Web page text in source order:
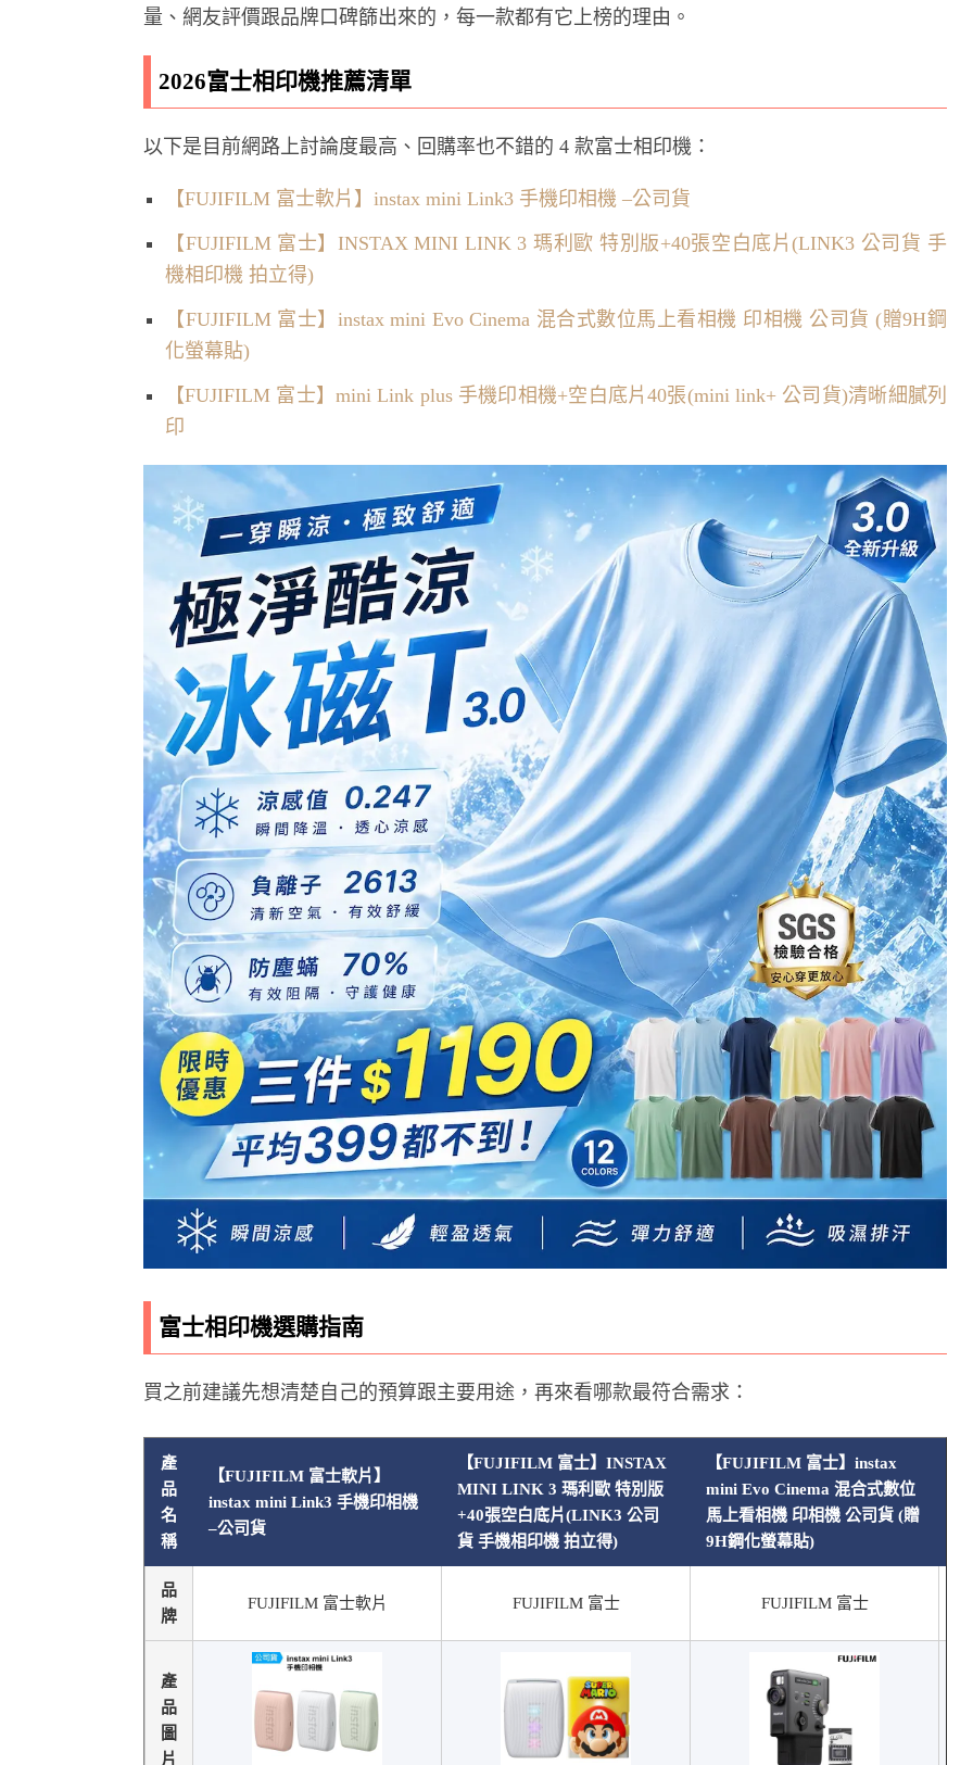
量、網友評價跟品牌口碑篩出來的，每一款都有它上榜的理由。
2026富士相印機推薦清單
以下是目前網路上討論度最高、回購率也不錯的 4 款富士相印機：
【FUJIFILM 富士軟片】instax mini Link3 手機印相機 –公司貨
【FUJIFILM 富士】INSTAX MINI LINK 3 瑪利歐 特別版+40張空白底片(LINK3 公司貨 手
機相印機 拍立得)
【FUJIFILM 富士】instax mini Evo Cinema 混合式數位馬上看相機 印相機 公司貨 (贈9H鋼
化螢幕貼)
【FUJIFILM 富士】mini Link plus 手機印相機+空白底片40張(mini link+ 公司貨)清晰細膩列
印
富士相印機選購指南
買之前建議先想清楚自己的預算跟主要用途，再來看哪款最符合需求：
產
品
名
稱
【FUJIFILM 富士軟片】
instax mini Link3 手機印相機
–公司貨
【FUJIFILM 富士】INSTAX
MINI LINK 3 瑪利歐 特別版
+40張空白底片(LINK3 公司
貨 手機相印機 拍立得)
【FUJIFILM 富士】instax
mini Evo Cinema 混合式數位
馬上看相機 印相機 公司貨 (贈
9H鋼化螢幕貼)
品
牌
FUJIFILM 富士軟片 FUJIFILM 富士 FUJIFILM 富士
產
品
圖
片